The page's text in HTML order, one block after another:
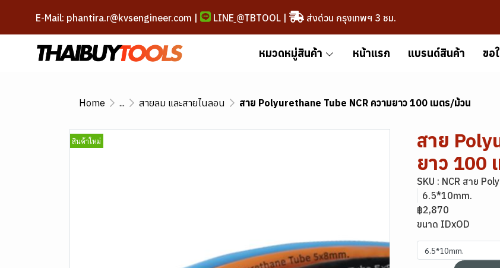
E-Mail: phantira.r@kvsengineer.com | LINE @TBTOOL| ส่งด่วน กรุงเทพฯ 3 ชม.
หมวดหมู่สินค้า หน้าแรก แบรนด์สินค้า ขอ
Home ... สายลม และสายไนลอน สาย Polyurethane Tube NCR ความยาว 100 เมตร/ม้วน
สินค้าใหม่
สาย
ยาว 100
SKU : NCR สาย
6.5*10mm.
฿2,870
ขนาด IDxOD
6.5*10mm.